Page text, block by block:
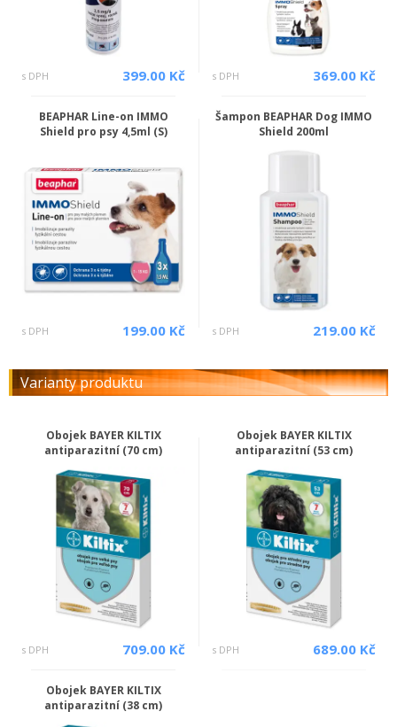
s DPH 399.00 Kč s DPH 369.00 Kč
BEAPHAR Line-on IMMO
Shield pro psy 4,5ml (S)
s DPH 199.00 Kč
Šampon BEAPHAR Dog IMMO
Shield 200ml
s DPH 219.00 Kč
Varianty produktu
Obojek BAYER KILTIX
antiparazitní (70 cm)
s DPH 709.00 Kč
Obojek BAYER KILTIX
antiparazitní (53 cm)
s DPH 689.00 Kč
Obojek BAYER KILTIX
antiparazitní (38 cm)